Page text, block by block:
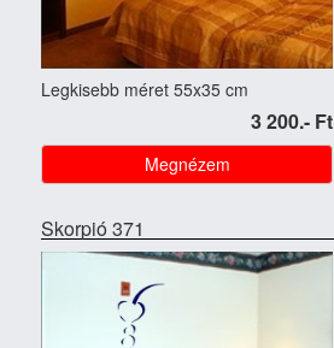
Legkisebb méret 55x35 cm
3 200.- Ft
Megnézem
Skorpió 371